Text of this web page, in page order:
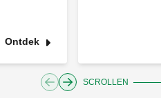
Ontdek
SCROLLEN